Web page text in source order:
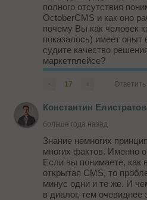
полного отсутствия
OctoberCMS и как оно
почему Вы как человек
показалось) имеет
судите качество
маркетплейсе?
Когда вы находите
у ...
17 Ответить
Константин Елистратов
больше года назад
Знание немногих
многих фактов. Именно
Если вы понимаете, как
открытая CMS, то
минус одни и те же. И
в диалог, тем очевиднее